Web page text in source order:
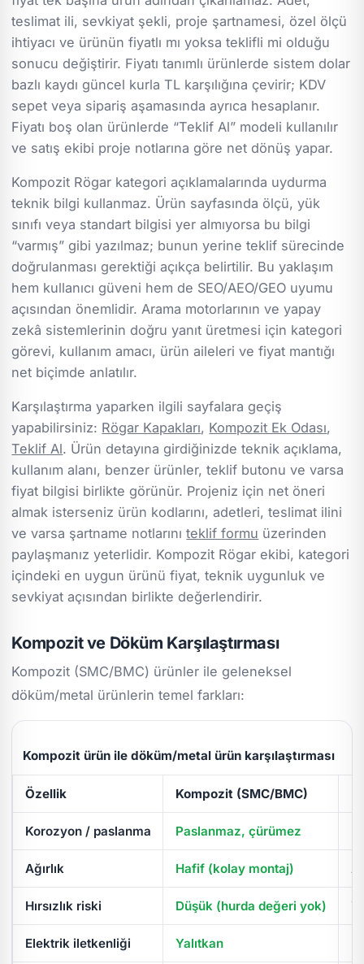
teslimat ili, sevkiyat şekli, proje şartnamesi, özel ölçü
ihtiyacı ve ürünün fiyatlı mı yoksa teklifli mi olduğu
sonucu değiştirir. Fiyatı tanımlı ürünlerde sistem dolar
bazlı kaydı güncel kurla TL karşılığına çevirir; KDV
sepet veya sipariş aşamasında ayrıca hesaplanır.
Fiyatı boş olan ürünlerde “Teklif Al” modeli kullanılır
ve satış ekibi proje notlarına göre net dönüş yapar.
Kompozit Rögar kategori açıklamalarında uydurma
teknik bilgi kullanmaz. Ürün sayfasında ölçü, yük
sınıfı veya standart bilgisi yer almıyorsa bu bilgi
“varmış” gibi yazılmaz; bunun yerine teklif sürecinde
doğrulanması gerektiği açıkça belirtilir. Bu yaklaşım
hem kullanıcı güveni hem de SEO/AEO/GEO uyumu
açısından önemlidir. Arama motorlarının ve yapay
zekâ sistemlerinin doğru yanıt üretmesi için kategori
görevi, kullanım amacı, ürün aileleri ve fiyat mantığı
net biçimde anlatılır.
Karşılaştırma yaparken ilgili sayfalara geçiş
yapabilirsiniz: Rögar Kapakları, Kompozit Ek Odası,
Teklif Al. Ürün detayına girdiğinizde teknik açıklama,
kullanım alanı, benzer ürünler, teklif butonu ve varsa
fiyat bilgisi birlikte görünür. Projeniz için net öneri
almak isterseniz ürün kodlarını, adetleri, teslimat ilini
ve varsa şartname notlarınıteklif formu üzerinden
paylaşmanız yeterlidir. Kompozit Rögar ekibi, kategori
içindeki en uygun ürünü fiyat, teknik uygunluk ve
sevkiyat açısından birlikte değerlendirir.
Kompozit ve Döküm Karşılaştırması
Kompozit (SMC/BMC) ürünler ile geleneksel
döküm/metal ürünlerin temel farkları:
Kompozit ürün ile döküm/metal ürün karşılaştırması
Özellik Kompozit (SMC/BMC)
Korozyon / paslanma Paslanmaz, çürümez
Ağırlık Hafif (kolay montaj)
Hırsızlık riski Düşük (hurda değeri yok)
Elektrik iletkenliği Yalıtkan